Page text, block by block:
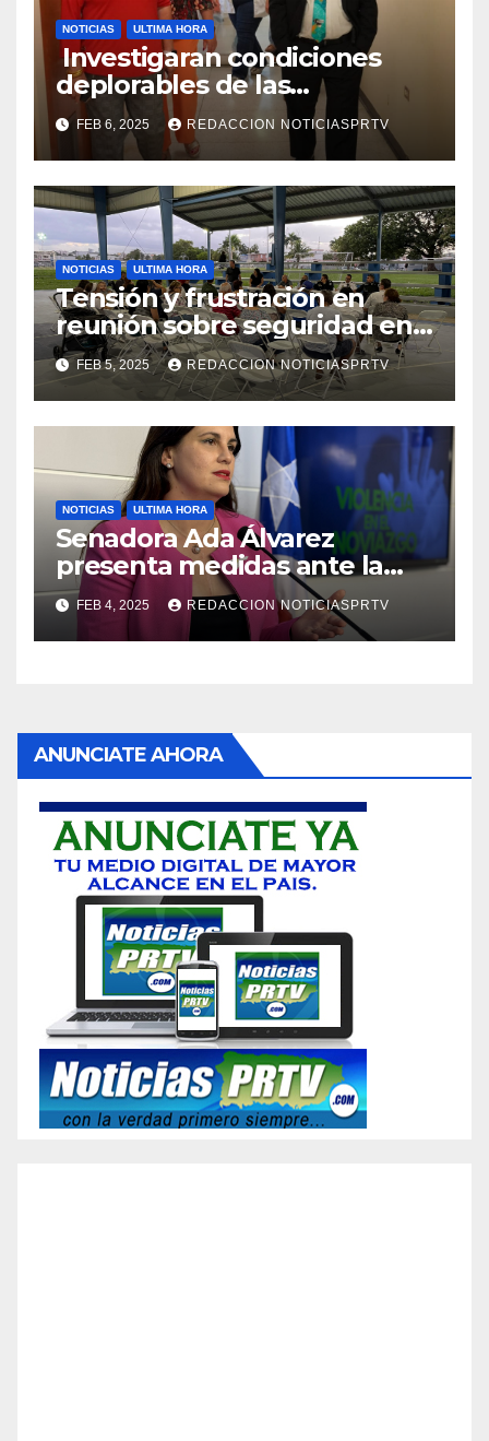
NOTICIAS ULTIMA HORA
Investigaran condiciones
deplorables de las
facilidades el Departamento
de la Salud en Mayagüez
FEB 6, 2025 REDACCION NOTICIASPRTV
NOTICIAS ULTIMA HORA
Tensión y frustración en
reunión sobre seguridad en
Reparto Metropolitano
FEB 5, 2025 REDACCION NOTICIASPRTV
NOTICIAS ULTIMA HORA
Senadora Ada Álvarez
presenta medidas ante la
violencia en el noviazgo
FEB 4, 2025 REDACCION NOTICIASPRTV
ANUNCIATE AHORA